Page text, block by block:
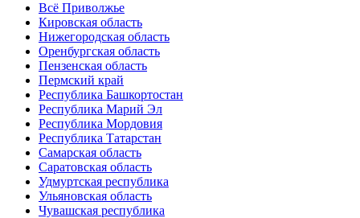
Всё Приволжье
Кировская область
Нижегородская область
Оренбургская область
Пензенская область
Пермский край
Республика Башкортостан
Республика Марий Эл
Республика Мордовия
Республика Татарстан
Самарская область
Саратовская область
Удмуртская республика
Ульяновская область
Чувашская республика